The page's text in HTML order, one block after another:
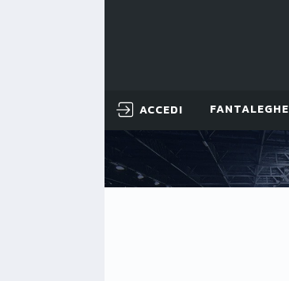
ACCEDI FANTALEGHE